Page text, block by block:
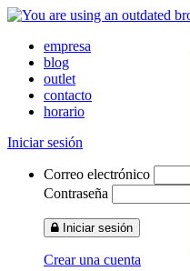
empresa
blog
outlet
contacto
horario
Iniciar sesión
Correo electrónico
Contraseña
Iniciar sesión
Crear una cuenta